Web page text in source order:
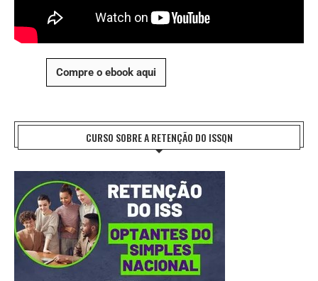
Compre o ebook aqui
CURSO SOBRE A RETENÇÃO DO ISSQN